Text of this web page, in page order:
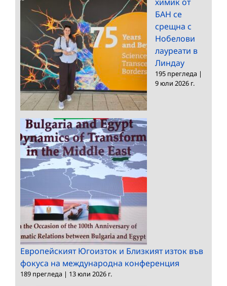
БАН се
срещна с
Нобелови
лауреати в
Линдау
195 прегледа |
9 юли 2026 г.
Европейският Югоизток и Близкият изток във
фокуса на международна конференция
189 прегледа | 13 юли 2026 г.